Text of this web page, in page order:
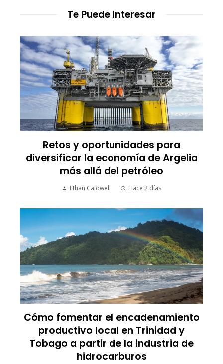
Te Puede Interesar
Retos y oportunidades para
diversificar la economía de Argelia
más allá del petróleo
Ethan Caldwell Hace 2 días
Cómo fomentar el encadenamiento
productivo local en Trinidad y
Tobago a partir de la industria de
hidrocarburos